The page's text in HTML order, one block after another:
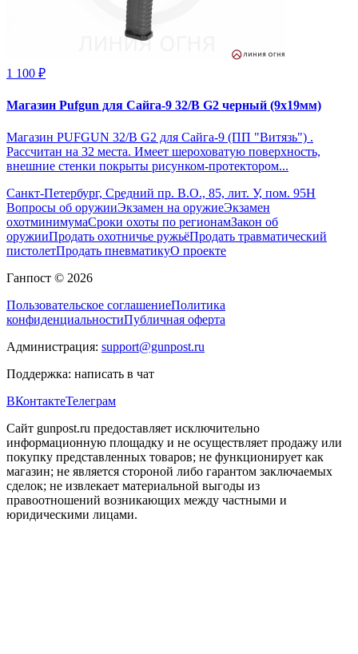
1 100 ₽
Магазин Pufgun для Сайга-9 32/B G2 черный (9х19мм)
Магазин PUFGUN 32/B G2 для Сайга-9 (ПП "Витязь") .
Рассчитан на 32 места. Имеет шероховатую поверхность,
внешние стенки покрыты рисунком-протектором...
Санкт-Петербург, Средний пр. В.О., 85, лит. У, пом. 95Н
Вопросы об оружииЭкзамен на оружиеЭкзамен
охотминимумаСроки охоты по регионамЗакон об
оружииПродать охотничье ружьёПродать травматический
пистолетПродать пневматикуО проекте
Ганпост © 2026
Пользовательское соглашениеПолитика
конфиденциальностиПубличная оферта
Администрация: support@gunpost.ru
Поддержка: написать в чат
ВКонтактеТелеграм
Сайт gunpost.ru предоставляет исключительно
информационную площадку и не осуществляет продажу или
покупку представленных товаров; не функционирует как
магазин; не является стороной либо гарантом заключаемых
сделок; не извлекает материальной выгоды из
правоотношений возникающих между частными и
юридическими лицами.